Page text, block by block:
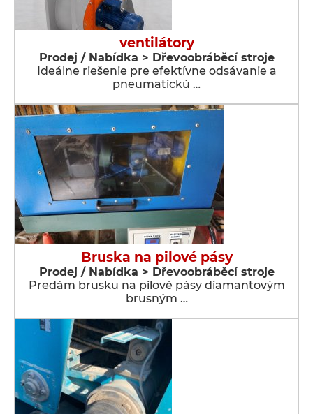
ventilátory
Prodej / Nabídka > Dřevoobráběcí stroje
Ideálne riešenie pre efektívne odsávanie a
pneumatickú …
Bruska na pilové pásy
Prodej / Nabídka > Dřevoobráběcí stroje
Predám brusku na pilové pásy diamantovým
brusným …